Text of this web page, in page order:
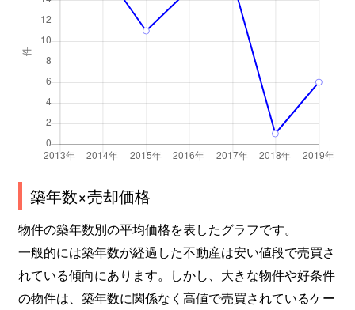
築年数×売却価格
物件の築年数別の平均価格を表したグラフです。
一般的には築年数が経過した不動産は安い値段で売買さ
れている傾向にあります。しかし、大きな物件や好条件
の物件は、築年数に関係なく高値で売買されているケー